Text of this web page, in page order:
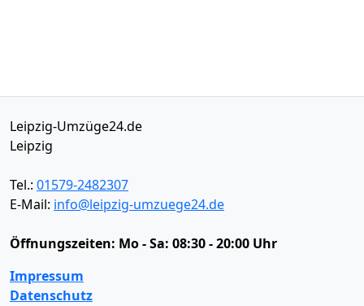
Leipzig-Umzüge24.de
Leipzig
Tel.: 01579-2482307
E-Mail: info@leipzig-umzuege24.de
Öffnungszeiten: Mo - Sa: 08:30 - 20:00 Uhr
Impressum
Datenschutz